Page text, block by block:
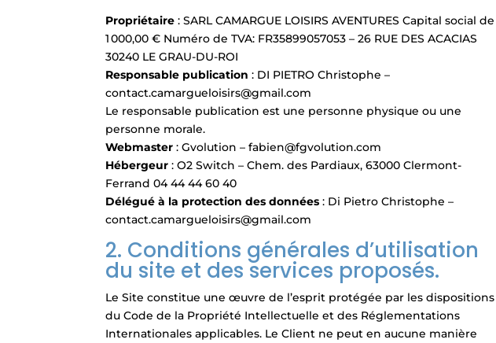
Propriétaire : SARL CAMARGUE LOISIRS AVENTURES Capital social de
1 000,00 € Numéro de TVA: FR35899057053 – 26 RUE DES ACACIAS
30240 LE GRAU-DU-ROI
Responsable publication : DI PIETRO Christophe –
contact.camargueloisirs@gmail.com
Le responsable publication est une personne physique ou une
personne morale.
Webmaster : Gvolution – fabien@fgvolution.com
Hébergeur : O2 Switch – Chem. des Pardiaux, 63000 Clermont-
Ferrand 04 44 44 60 40
Délégué à la protection des données : Di Pietro Christophe –
contact.camargueloisirs@gmail.com
2. Conditions générales d’utilisation
du site et des services proposés.
Le Site constitue une œuvre de l’esprit protégée par les dispositions
du Code de la Propriété Intellectuelle et des Réglementations
Internationales applicables. Le Client ne peut en aucune manière